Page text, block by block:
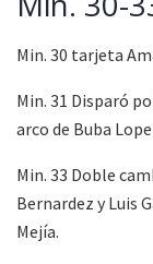
Min. 30 tarjeta
Min. 31 Disparó
arco de Buba
Min. 33 Doble
Bernardez y Luis
Mejía.